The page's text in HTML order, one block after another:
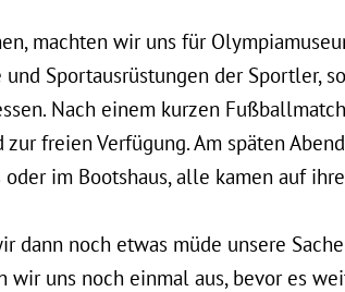
machten wir uns für
Sportausrüstungen der Sportler,
Nach einem kurzen
zur freien Verfügung. Am späten
oder im Bootshaus, alle kamen auf
dann noch etwas müde unsere
wir uns noch einmal aus, bevor es